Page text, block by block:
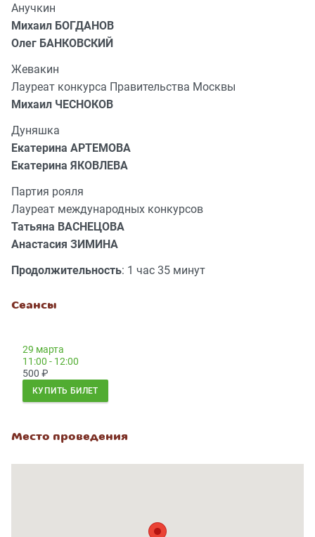
Анучкин
Михаил БОГДАНОВ
Олег БАНКОВСКИЙ
Жевакин
Лауреат конкурса Правительства Москвы
Михаил ЧЕСНОКОВ
Дуняшка
Екатерина АРТЕМОВА
Екатерина ЯКОВЛЕВА
Партия рояля
Лауреат международных конкурсов
Татьяна ВАСНЕЦОВА
Анастасия ЗИМИНА
Продолжительность: 1 час 35 минут
Сеансы
29 марта
11:00 - 12:00
500 ₽
КУПИТЬ БИЛЕТ
Место проведения